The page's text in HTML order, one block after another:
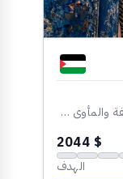
ساهم معنا في توفير الغذاء والمياه النظيفة والمأوى والرعاية الطبية الأساسية للأسر المحتاجة. بدعمك نمنحهم الأمل والكرامة وفرصة لبناء مستقبل أفضل.
$ 2044
الهدف